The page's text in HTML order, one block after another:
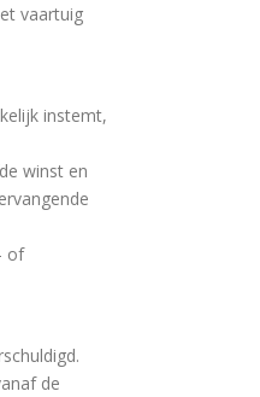
vaartuig
instemt,
winst en
of
de